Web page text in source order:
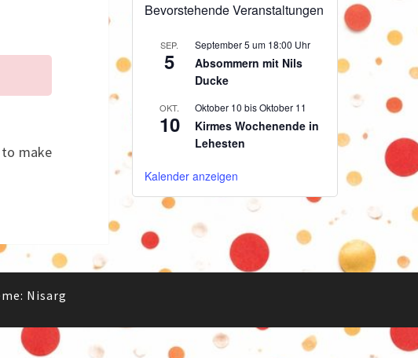
make
Bevorstehende Veranstaltungen
SEP.
5
September 5 um 18:00 Uhr
Absommern mit Nils
Ducke
OKT.
10
Oktober 10 bisOktober 11
Kirmes Wochenende in
Lehesten
Kalender anzeigen
Nisarg